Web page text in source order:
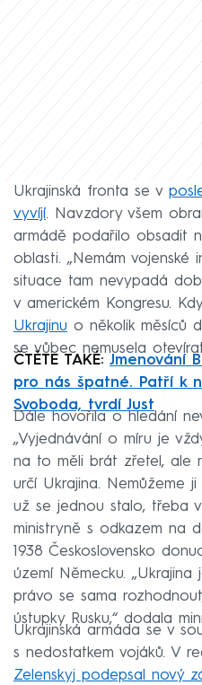
Ukrajinská fronta se v
vyvíjí. Navzdory všem
armádě podařilo obsadit
oblasti. „Nemám
situace tam nevypadá
v americkém Kongresu.
Ukrajinu o několik měsíců
se vůbec nemusela
ČTĚTE TAKÉ: Jmenování
pro nás špatné. Patří k
Svoboda, tvrdí Just
Dále hovořila o hledání
„Vyjednávání o míru je
na to měli brát zřetel, ale
určí Ukrajina. Nemůžeme
už se jednou stalo, třeba v
ministryně s odkazem na
1938 Československo
území Německu.
právo se sama
ústupky Rusku,“ dodala
Ukrajinská armáda se v
s nedostatkem vojáků. V
Zelenskyj podepsal nový